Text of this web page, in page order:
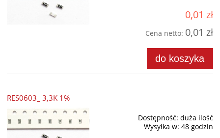
0,01 zł
Cena netto: 0,01 zł
do koszyka
RES0603_ 3,3K 1%
Dostępność: duża ilość
Wysyłka w: 48 godzin